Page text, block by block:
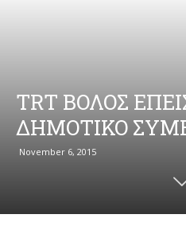
TRT ΒΟΛΟΣ
ΔΗΜΟΤΙΚΟ
November 6, 2015